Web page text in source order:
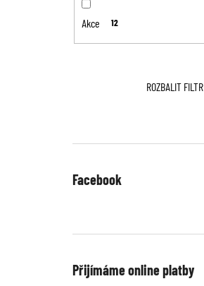
Akce 12
ROZBALIT FILTR
Facebook
Přijímáme online platby